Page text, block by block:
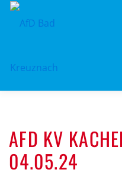
Zum
Inhalt
TERMINE
AFD KV
04.05.24